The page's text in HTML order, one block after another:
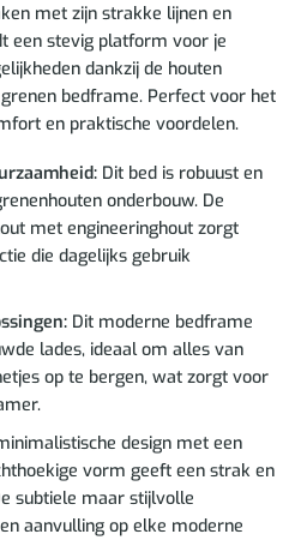
met zijn strakke lijnen en
een stevig platform voor je
dankzij de houten
bedframe. Perfect voor het
en praktische voordelen.
Dit bed is robuust en
onderbouw. De
met engineeringhout zorgt
die dagelijks gebruik
Dit moderne bedframe
lades, ideaal om alles van
op te bergen, wat zorgt voor
design met een
vorm geeft een strak en
subtiele maar stijlvolle
aanvulling op elke moderne